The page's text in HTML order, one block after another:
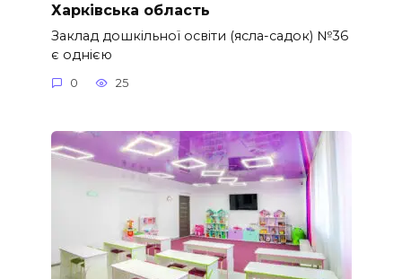
Харківська область
Заклад дошкільної освіти (ясла-садок) №36
є однією
0 25